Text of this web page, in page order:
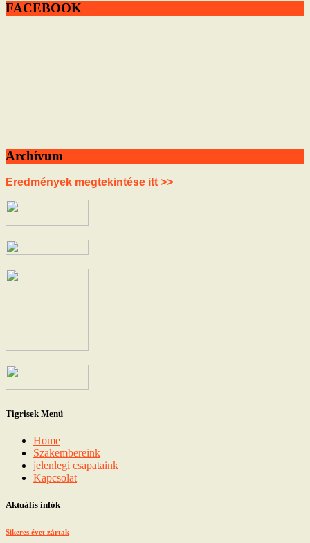
FACEBOOK
Archívum
Eredmények megtekintése itt >>
Tigrisek Menü
Home
Szakembereink
jelenlegi csapataink
Kapcsolat
Aktuális infók
Sikeres évet zártak